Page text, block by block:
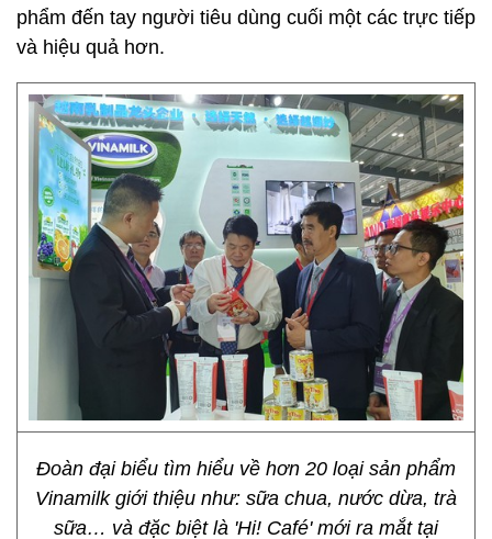
phẩm đến tay người tiêu dùng cuối một các trực tiếp
và hiệu quả hơn.
Đoàn đại biểu tìm hiểu về hơn 20 loại sản phẩm
Vinamilk giới thiệu như: sữa chua, nước dừa, trà
sữa… và đặc biệt là 'Hi! Café' mới ra mắt tại